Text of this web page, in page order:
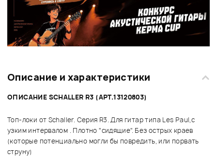
Описание и характеристики
ОПИСАНИЕ SCHALLER R3 (АРТ.13120803)
Топ-локи от Schaller. Серия R3. Для гитар типа Les Paul,с
узким интервалом . Плотно "сидящие". Без острых краев
(которые потенциально могли бы повредить, или порвать
струну)